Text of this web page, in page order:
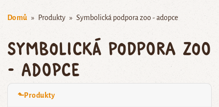
Domů Produkty Symbolická podpora zoo - adopce
Symbolická podpora zoo
- adopce
⬑Produkty